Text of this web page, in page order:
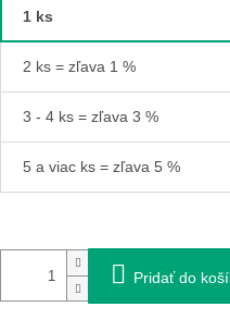
1 ks
2 ks = zľava 1 %
3 - 4 ks = zľava 3 %
5 a viac ks = zľava 5 %
Pridať do